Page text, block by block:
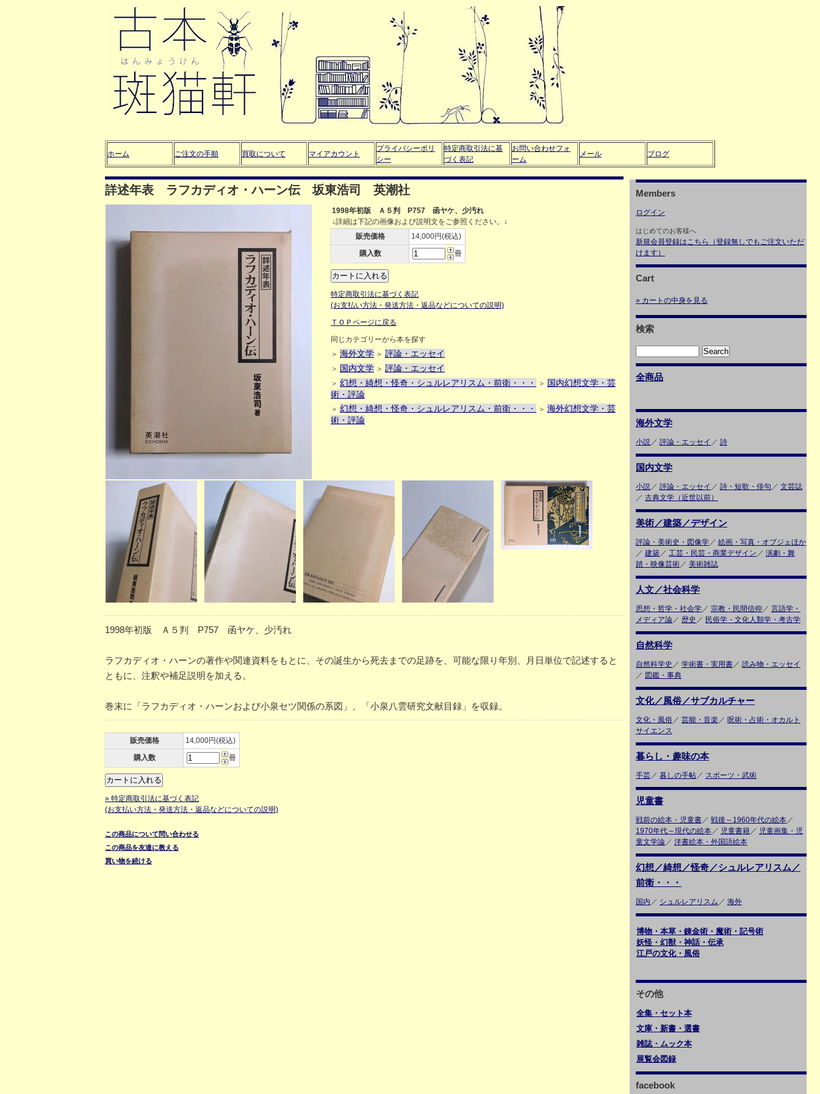
ホーム ご注文の手順 買取について マイアカウント
プライバシーポリ
シー
特定商取引法に基
づく表記
お問い合わせフォ
ーム
メール ブログ
詳述年表 ラフカディオ・ハーン伝 坂東浩司 英潮社
1998年初版 Ａ５判 P757 函ヤケ、少汚れ
↓詳細は下記の画像および説明文をご参照ください。↓
販売価格
14,000円(税込)
購入数
冊
特定商取引法に基づく表記
(お支払い方法・発送方法・返品などについての説明)
ＴＯＰページに戻る
同じカテゴリーから本を探す
＞ 海外文学 ＞ 評論・エッセイ
＞ 国内文学 ＞ 評論・エッセイ
＞ 幻想・綺想・怪奇・シュルレアリスム・前衛・・・ ＞ 国内幻想文学・芸
術・評論
＞ 幻想・綺想・怪奇・シュルレアリスム・前衛・・・ ＞ 海外幻想文学・芸
術・評論
1998年初版 Ａ５判 P757 函ヤケ、少汚れ
ラフカディオ・ハーンの著作や関連資料をもとに、その誕生から死去までの足跡を、可能な限り年別、月日単位で記述すると
ともに、注釈や補足説明を加える。
巻末に「ラフカディオ・ハーンおよび小泉セツ関係の系図」、「小泉八雲研究文献目録」を収録。
販売価格
14,000円(税込)
購入数
冊
» 特定商取引法に基づく表記
(お支払い方法・発送方法・返品などについての説明)
この商品について問い合わせる
この商品を友達に教える
買い物を続ける
Members
ログイン
はじめてのお客様へ
新規会員登録はこちら（登録無しでもご注文いただ
けます）
Cart
» カートの中身を見る
検索
全商品
海外文学
小説／ 評論・エッセイ ／ 詩
国内文学
小説／ 評論・エッセイ ／ 詩・短歌・俳句 ／ 文芸誌
／ 古典文学（近世以前）
美術／建築／デザイン
評論・美術史・図像学／ 絵画・写真・オブジェほか
／ 建築／ 工芸・民芸・商業デザイン ／ 演劇・舞
踏・映像芸術／ 美術雑誌
人文／社会科学
思想・哲学・社会学／ 宗教・民間信仰 ／ 言語学・
メディア論／ 歴史 ／ 民俗学・文化人類学・考古学
自然科学
自然科学史 ／ 学術書・実用書／ 読み物・エッセイ
／ 図鑑・事典
文化／風俗／サブカルチャー
文化・風俗／ 芸能・音楽 ／ 呪術・占術・オカルト
サイエンス
暮らし・趣味の本
手芸／ 暮しの手帖／ スポーツ・武術
児童書
戦前の絵本・児童書／ 戦後～1960年代の絵本／
1970年代～現代の絵本／ 児童書籍／ 児童画集・児
童文学論／ 洋書絵本・外国語絵本
幻想／綺想／怪奇／シュルレアリスム／
前衛・・・
国内 ／ シュルレアリスム ／ 海外
博物・本草・錬金術・魔術・記号術
妖怪・幻獣・神話・伝承
江戸の文化・風俗
その他
全集・セット本
文庫・新書・選書
雑誌・ムック本
展覧会図録
facebook